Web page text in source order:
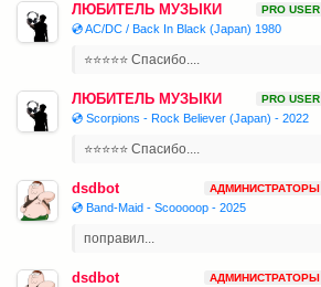
ЛЮБИТЕЛЬ МУЗЫКИ PRO USER
💿 AC/DC / Back In Black (Japan) 1980
⭐⭐⭐⭐⭐ Спасибо....
ЛЮБИТЕЛЬ МУЗЫКИ PRO USER
💿 Scorpions - Rock Believer (Japan) - 2022
⭐⭐⭐⭐⭐ Спасибо....
dsdbot АДМИНИСТРАТОРЫ
💿 Band-Maid - Scooooop - 2025
поправил...
dsdbot АДМИНИСТРАТОРЫ